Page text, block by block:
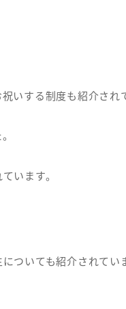
いする制度も紹介され
います。
ついても紹介されてい